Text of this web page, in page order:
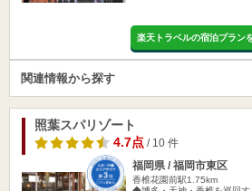
楽天トラベルの宿泊プラン
関連情報から探す
照葉スパリゾート
4.7点 / 10 件
福岡県 / 福岡市東区
香椎花園前駅1.75km